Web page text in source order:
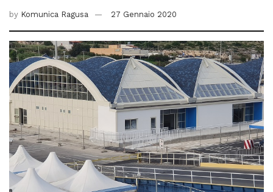
by Komunica Ragusa 27 Gennaio 2020